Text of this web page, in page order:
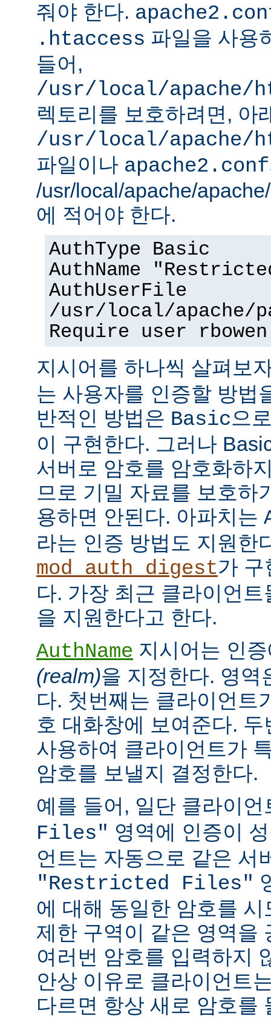
줘야 한다.
.htaccess 파일을 사용
들어,
/usr/local/apache/
렉토리를 보호하려면, 아
/usr/local/apache/
파일이나 apache2.conf
/usr/local/apache/
에 적어야 한다.
AuthType Basic
AuthName
AuthUserFile
/usr/local/apache/
Require user rbowen
지시어를 하나씩 살펴보
는 사용자를 인증할 방법
반적인 방법은 Basic으
이 구현한다. 그러나
서버로 암호를 암호화하
므로 기밀 자료를 보호하
용하면 안된다. 아파치는
라는 인증 방법도 지원한
mod_auth_digest가 구
다. 가장 최근 클라이언
을 지원한다고 한다.
AuthName 지시어는 인
(realm)을 지정한다. 영역
다. 첫번째는 클라이언트
호 대화창에 보여준다.
사용하여 클라이언트가
암호를 보낼지 결정한다.
예를 들어, 일단 클라이
Files" 영역에 인증이
언트는 자동으로 같은 서
"Restricted Files"
에 대해 동일한 암호를
제한 구역이 같은 영역을
여러번 암호를 입력하지
안상 이유로 클라이언트
다르면 항상 새로 암호를